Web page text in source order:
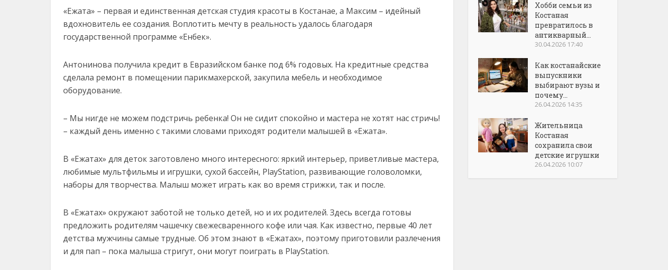
«Ежата» – первая и единственная детская студия красоты в Костанае, а Максим – идейный
вдохновитель ее создания. Воплотить мечту в реальность удалось благодаря
государственной программе «Енбек».
Антонинова получила кредит в Евразийском банке под 6% годовых. На кредитные средства
сделала ремонт в помещении парикмахерской, закупила мебель и необходимое
оборудование.
– Мы нигде не можем подстричь ребенка! Он не сидит спокойно и мастера не хотят нас стричь!
– каждый день именно с такими словами приходят родители малышей в «Ежата».
В «Ежатах» для деток заготовлено много интересного: яркий интерьер, приветливые мастера,
любимые мультфильмы и игрушки, сухой бассейн, PlayStation, развивающие головоломки,
наборы для творчества. Малыш может играть как во время стрижки, так и после.
В «Ежатах» окружают заботой не только детей, но и их родителей. Здесь всегда готовы
предложить родителям чашечку свеже­сваренного кофе или чая. Как известно, первые 40 лет
детства мужчины самые трудные. Об этом знают в «Ежатах», поэтому приготовили разлечения
и для пап – пока малыша стригут, они могут поиграть в PlayStation.
Хобби семьи из
Костаная
превратилось в
антикварный...
30.04.2026 17:40
Как костанайские
выпускники
выбирают вузы и
почему...
26.04.2026 14:35
Жительница
Костаная
сохранила свои
детские игрушки
26.04.2026 10:07